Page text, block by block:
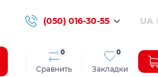
(050) 016-30-55 UA
Сравнить
0
Закладки
0